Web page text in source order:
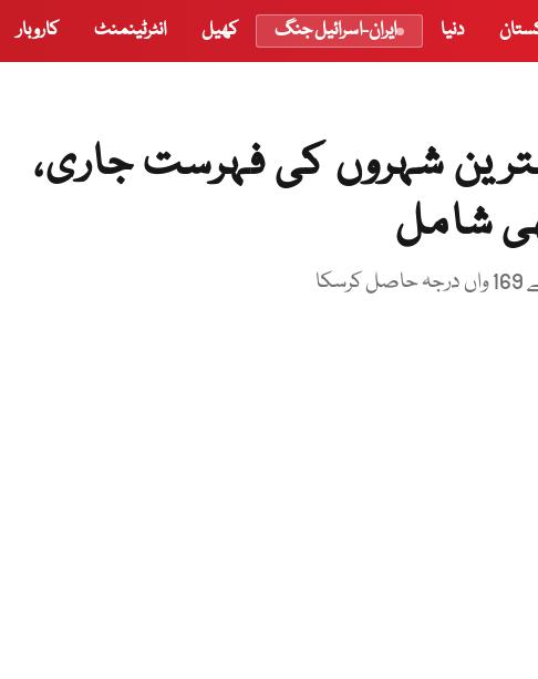
دنیا ایران-اسرائیل جنگ کھیل انٹرٹینمنٹ کاروبار
شہروں کی فہرست جاری،
شامل